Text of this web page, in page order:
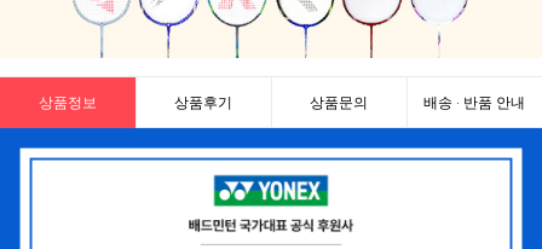
상품정보 상품후기 상품문의 배송 · 반품 안내